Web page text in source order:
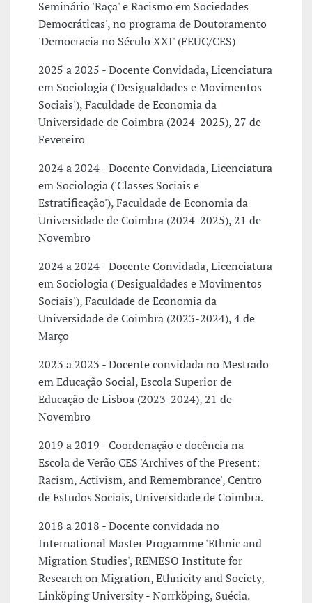
Seminário 'Raça' e Racismo em Sociedades
Democráticas', no programa de Doutoramento
'Democracia no Século XXI' (FEUC/CES)
2025 a 2025 - Docente Convidada, Licenciatura
em Sociologia ('Desigualdades e Movimentos
Sociais'), Faculdade de Economia da
Universidade de Coimbra (2024-2025), 27 de
Fevereiro
2024 a 2024 - Docente Convidada, Licenciatura
em Sociologia ('Classes Sociais e
Estratificação'), Faculdade de Economia da
Universidade de Coimbra (2024-2025), 21 de
Novembro
2024 a 2024 - Docente Convidada, Licenciatura
em Sociologia ('Desigualdades e Movimentos
Sociais'), Faculdade de Economia da
Universidade de Coimbra (2023-2024), 4 de
Março
2023 a 2023 - Docente convidada no Mestrado
em Educação Social, Escola Superior de
Educação de Lisboa (2023-2024), 21 de
Novembro
2019 a 2019 - Coordenação e docência na
Escola de Verão CES 'Archives of the Present:
Racism, Activism, and Remembrance', Centro
de Estudos Sociais, Universidade de Coimbra.
2018 a 2018 - Docente convidada no
International Master Programme 'Ethnic and
Migration Studies', REMESO Institute for
Research on Migration, Ethnicity and Society,
Linköping University - Norrköping, Suécia.